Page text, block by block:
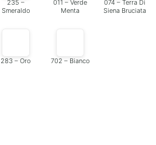
235 –
Smeraldo
011 – Verde
Menta
074 – Terra Di
Siena Bruciata
283 – Oro 702 – Bianco